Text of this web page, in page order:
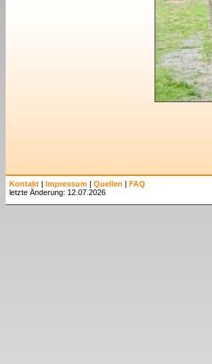
Kontakt | Impressum | Quellen | FAQ
letzte Änderung: 12.07.2026